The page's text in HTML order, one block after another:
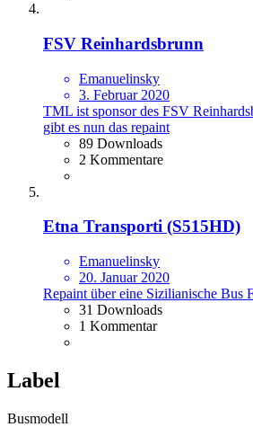
FSV Reinhardsbrunn
Emanuelinsky
3. Februar 2020
TML ist sponsor des FSV
gibt es nun das repaint
89 Downloads
2 Kommentare
Etna Transporti (S515HD)
Emanuelinsky
20. Januar 2020
Repaint über eine Sizilianische Bus
31 Downloads
1 Kommentar
Label
Busmodell